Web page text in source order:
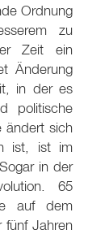
Ordnung
zu
Zeit ein
Änderung
in der es
politische
ändert sich
ist, ist im
in der
65
auf dem
fünf Jahren